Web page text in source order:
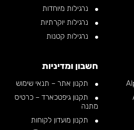
נרגילות מיוחדות
נרגילות יוקרתיות
נרגילות קטנות
חשבון ומדיניות
תקנון אתר – תנאי שימוש
תקנון גיפטכארד – כרטיס
מתנה
תקנון מועדון לקוחות